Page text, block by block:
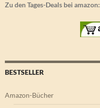
Zu den Tages-Deals bei amazon:
BESTSELLER
Amazon-Bücher